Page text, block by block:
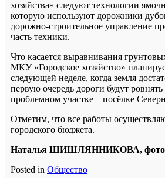
хозяйства» следуют технологии
которую используют дорожники
дорожно-строительное управление
часть техники.
Что касается выравнивания
МКУ «Городское хозяйство»
следующей неделе, когда земля
первую очередь дороги будут
проблемном участке – посёлке
Отметим, что все работы
городского бюджета.
Наталья ШИШЛЯННИКОВА, фото
Posted in Общество